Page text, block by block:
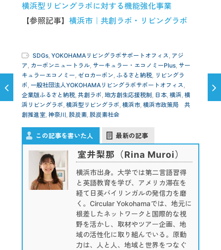
横浜型リビングラボに対する機能強化事業
【参照記事】 横浜市｜共創ラボ・リビングラボ
SDGs YOKOHAMAリビングラボサポートオフィス アジ
ア カーボンニュートラル サーキュラー・エコノミーPlus サー
キュラーエコノミー ゼロカーボン ふるさと納税 リビングラ
ボ 一般社団法人YOKOHAMAリビングラボサポートオフィス
企業版ふるさと納税 共創ラボ 地方創生応援税制 日本 横浜 横
浜リビングラボ 横浜型リビングラボ 横浜市 横浜市政策局 共
創推進室 神奈川 脱炭素 脱炭素社会
この記事を書いた人 最新の記事
室井梨那（Rina Muroi）
横浜市出身。大学では第二言語習得
と英語教育を学び、アメリカ滞在を
経て日英バイリンガルの発信力を磨
く。Circular Yokohamaでは、地元に
根差したネットワークと国際的な視
野を活かし、取材やツアー企画、地
域の活性化に取り組んでいる。原動
力は、人と人、地域と世界をつなぐ